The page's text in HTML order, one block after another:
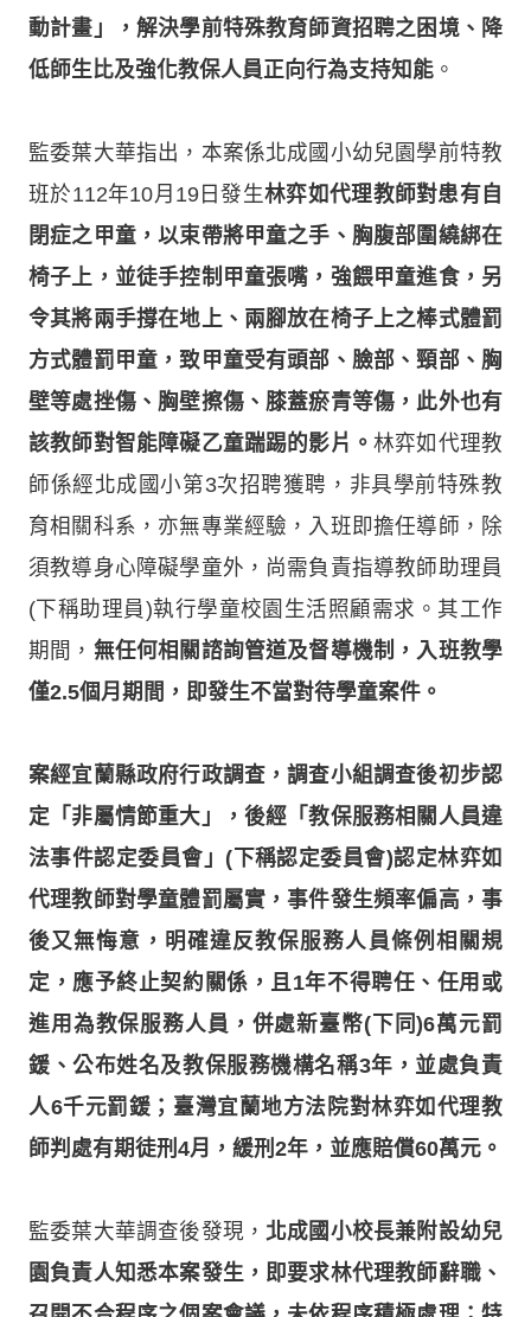
動計畫」，解決學前特殊教育師資招聘之困境、降
低師生比及強化教保人員正向行為支持知能 。
監委葉大華指出，本案係北成國小幼兒園學前特教
班於112年10月19日發生林弈如代理教師對患有自
閉症之甲童，以束帶將甲童之手、胸腹部圍繞綁在
椅子上，並徒手控制甲童張嘴，強餵甲童進食，另
令其將兩手撐在地上、兩腳放在椅子上之棒式體罰
方式體罰甲童，致甲童受有頭部、臉部、頸部、胸
壁等處挫傷、胸壁擦傷、膝蓋瘀青等傷，此外也有
該教師對智能障礙乙童踹踢的影片。林弈如代理教
師係經北成國小第3次招聘獲聘，非具學前特殊教
育相關科系，亦無專業經驗，入班即擔任導師，除
須教導身心障礙學童外，尚需負責指導教師助理員
(下稱助理員)執行學童校園生活照顧需求。其工作
期間， 無任何相關諮詢管道及督導機制，入班教學
僅2.5個月期間，即發生不當對待學童案件。
案經宜蘭縣政府行政調查，調查小組調查後初步認
定「非屬情節重大」，後經「教保服務相關人員違
法事件認定委員會」(下稱認定委員會)認定林弈如
代理教師對學童體罰屬實，事件發生頻率偏高，事
後又無悔意，明確違反教保服務人員條例相關規
定，應予終止契約關係，且1年不得聘任、任用或
進用為教保服務人員，併處新臺幣(下同)6萬元罰
鍰、公布姓名及教保服務機構名稱3年，並處負責
人6千元罰鍰；臺灣宜蘭地方法院對林弈如代理教
師判處有期徒刑4月，緩刑2年，並應賠償60萬元。
監委葉大華調查後發現， 北成國小校長兼附設幼兒
園負責人知悉本案發生，即要求林代理教師辭職、